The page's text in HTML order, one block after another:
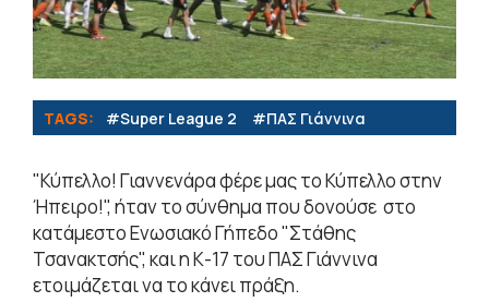
TAGS: #Super League 2 #ΠΑΣ Γιάννινα
"Κύπελλο! Γιαννενάρα φέρε μας το Κύπελλο στην
Ήπειρο!", ήταν το σύνθημα που δονούσε στο
κατάμεστο Ενωσιακό Γήπεδο "Στάθης
Τσανακτσής", και η Κ-17 του ΠΑΣ Γιάννινα
ετοιμάζεται να το κάνει πράξη.